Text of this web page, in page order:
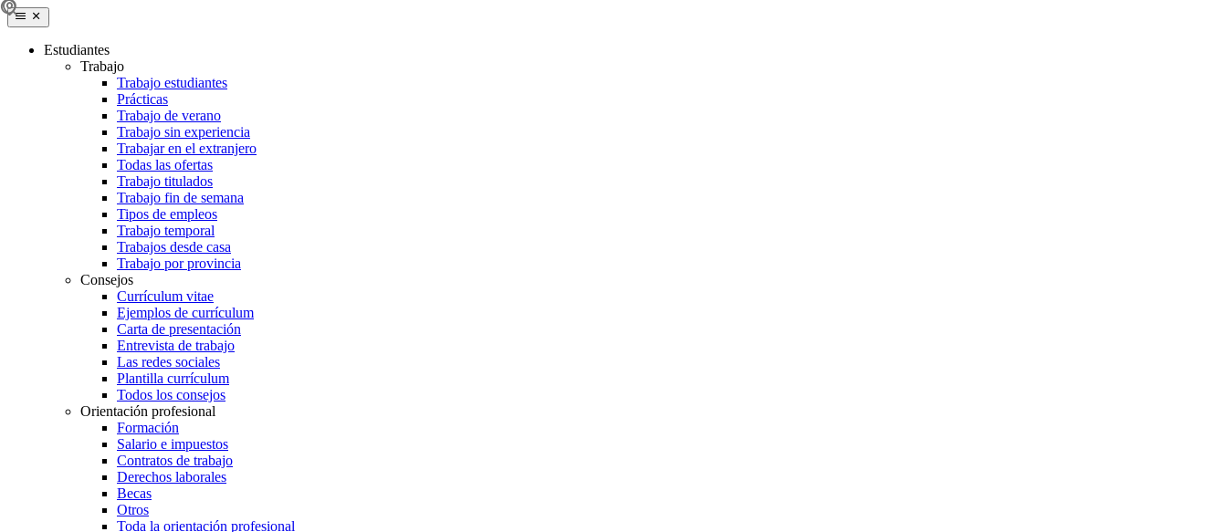
Estudiantes
Trabajo
Trabajo estudiantes
Prácticas
Trabajo de verano
Trabajo sin experiencia
Trabajar en el extranjero
Todas las ofertas
Trabajo titulados
Trabajo fin de semana
Tipos de empleos
Trabajo temporal
Trabajos desde casa
Trabajo por provincia
Consejos
Currículum vitae
Ejemplos de currículum
Carta de presentación
Entrevista de trabajo
Las redes sociales
Plantilla currículum
Todos los consejos
Orientación profesional
Formación
Salario e impuestos
Contratos de trabajo
Derechos laborales
Becas
Otros
Toda la orientación profesional